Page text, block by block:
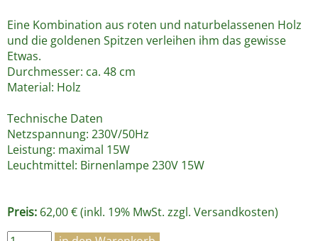
Eine Kombination aus roten und naturbelassenen Holz
und die goldenen Spitzen verleihen ihm das gewisse
Etwas.
Durchmesser: ca. 48 cm
Material: Holz
Technische Daten
Netzspannung: 230V/50Hz
Leistung: maximal 15W
Leuchtmittel: Birnenlampe 230V 15W
Preis: 62,00 € (inkl. 19% MwSt. zzgl. Versandkosten)